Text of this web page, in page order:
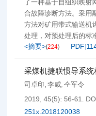
了一种基于自组织映射
合故障诊断方法。采用
方法对矿用带式输送机
处理，对预处理后的标
<摘要>(224) PDF[
采煤机捷联惯导系
司卓印, 李威, 仝军令
2019, 45(5): 56-61.
251x.2018120038